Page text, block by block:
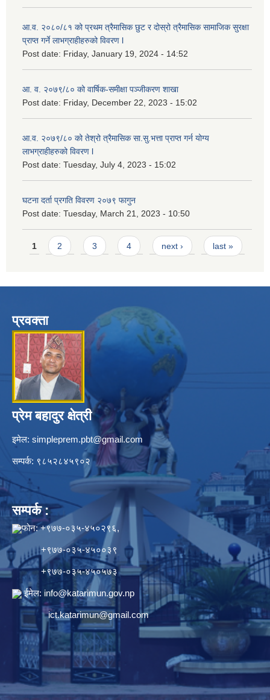
आ.व. २०८०/८१ को प्रथम त्रैमासिक छुट र दोस्रो त्रैमासिक सामाजिक सुरक्षा
प्राप्त गर्ने लाभग्राहीहरुको विवरण l
Post date: Friday, January 19, 2024 - 14:52
आ. व. २०७९/८० को वार्षिक-समीक्षा पञ्जीकरण शाखा
Post date: Friday, December 22, 2023 - 15:02
आ.व. २०७९/८० को तेश्रो त्रैमासिक सा.सु.भ‍त्ता प्राप्त गर्न योग्य
लाभग्राहीहरुको विवरण l
Post date: Tuesday, July 4, 2023 - 15:02
घटना दर्ता प्रगति विवरण २०७९ फागुन
Post date: Tuesday, March 21, 2023 - 10:50
Pages
1 2 3 4 next › last »
प्रवक्ता
प्रेम बहादुर क्षेत्री
इमेल: simpleprem.pbt@gmail.com
सम्पर्क: ९८५२८४५९०२
सम्पर्क :
फोन: +९७७-०३५-४५०२९६,
+९७७-०३५-४५००३९
+९७७-०३५-४५०५७३
ईमेल: info@katarimun.gov.np
ict.katarimun@gmail.com